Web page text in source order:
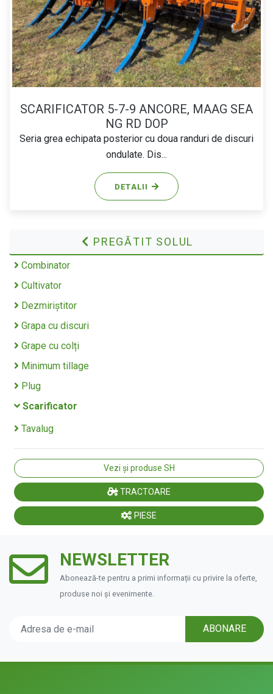
SCARIFICATOR 5-7-9 ANCORE, MAAG SEA
NG RD DOP
Seria grea echipata posterior cu doua randuri de discuri
ondulate. Dis...
DETALII
PREGĂTIT SOLUL
Combinator
Cultivator
Dezmiriștitor
Grapa cu discuri
Grape cu colți
Minimum tillage
Plug
Scarificator
Tavalug
Vezi și produse SH
TRACTOARE
PIESE
NEWSLETTER
Abonează-te pentru a primi informații cu privire la oferte,
produse noi și evenimente.
ABONARE